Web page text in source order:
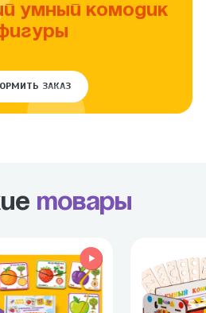
УМНЫЙ КОМОДИК
ЗАКАЗ
товары